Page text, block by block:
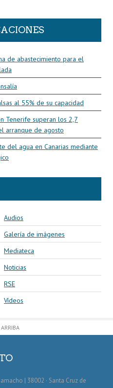
de abastecimiento para el
al 55% de su capacidad
Tenerife superan los 2,7
arranque de agosto
del agua en Canarias mediante
Audios
Galería de imágenes
Mediateca
Noticias
RSE
Vídeos
| 38002 · Santa Cruz de